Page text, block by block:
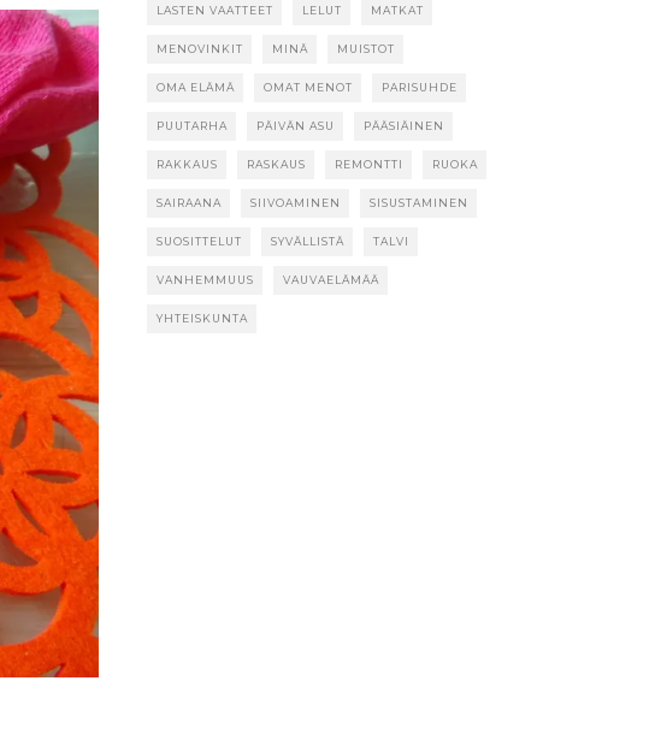
LASTEN VAATTEET LELUT MATKAT
MENOVINKIT MINÄ MUISTOT
OMA ELÄMÄ OMAT MENOT PARISUHDE
PUUTARHA PÄIVÄN ASU PÄÄSIÄINEN
RAKKAUS RASKAUS REMONTTI RUOKA
SAIRAANA SIIVOAMINEN SISUSTAMINEN
SUOSITTELUT SYVÄLLISTÄ TALVI
VANHEMMUUS VAUVAELÄMÄÄ
YHTEISKUNTA